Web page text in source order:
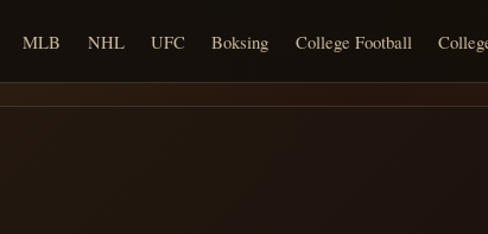
MLB NHL UFC Boksing College Football